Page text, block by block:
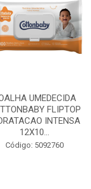
UMEDECIDA
FLIPTOP
INTENSA
12X10...
Código: 5092760